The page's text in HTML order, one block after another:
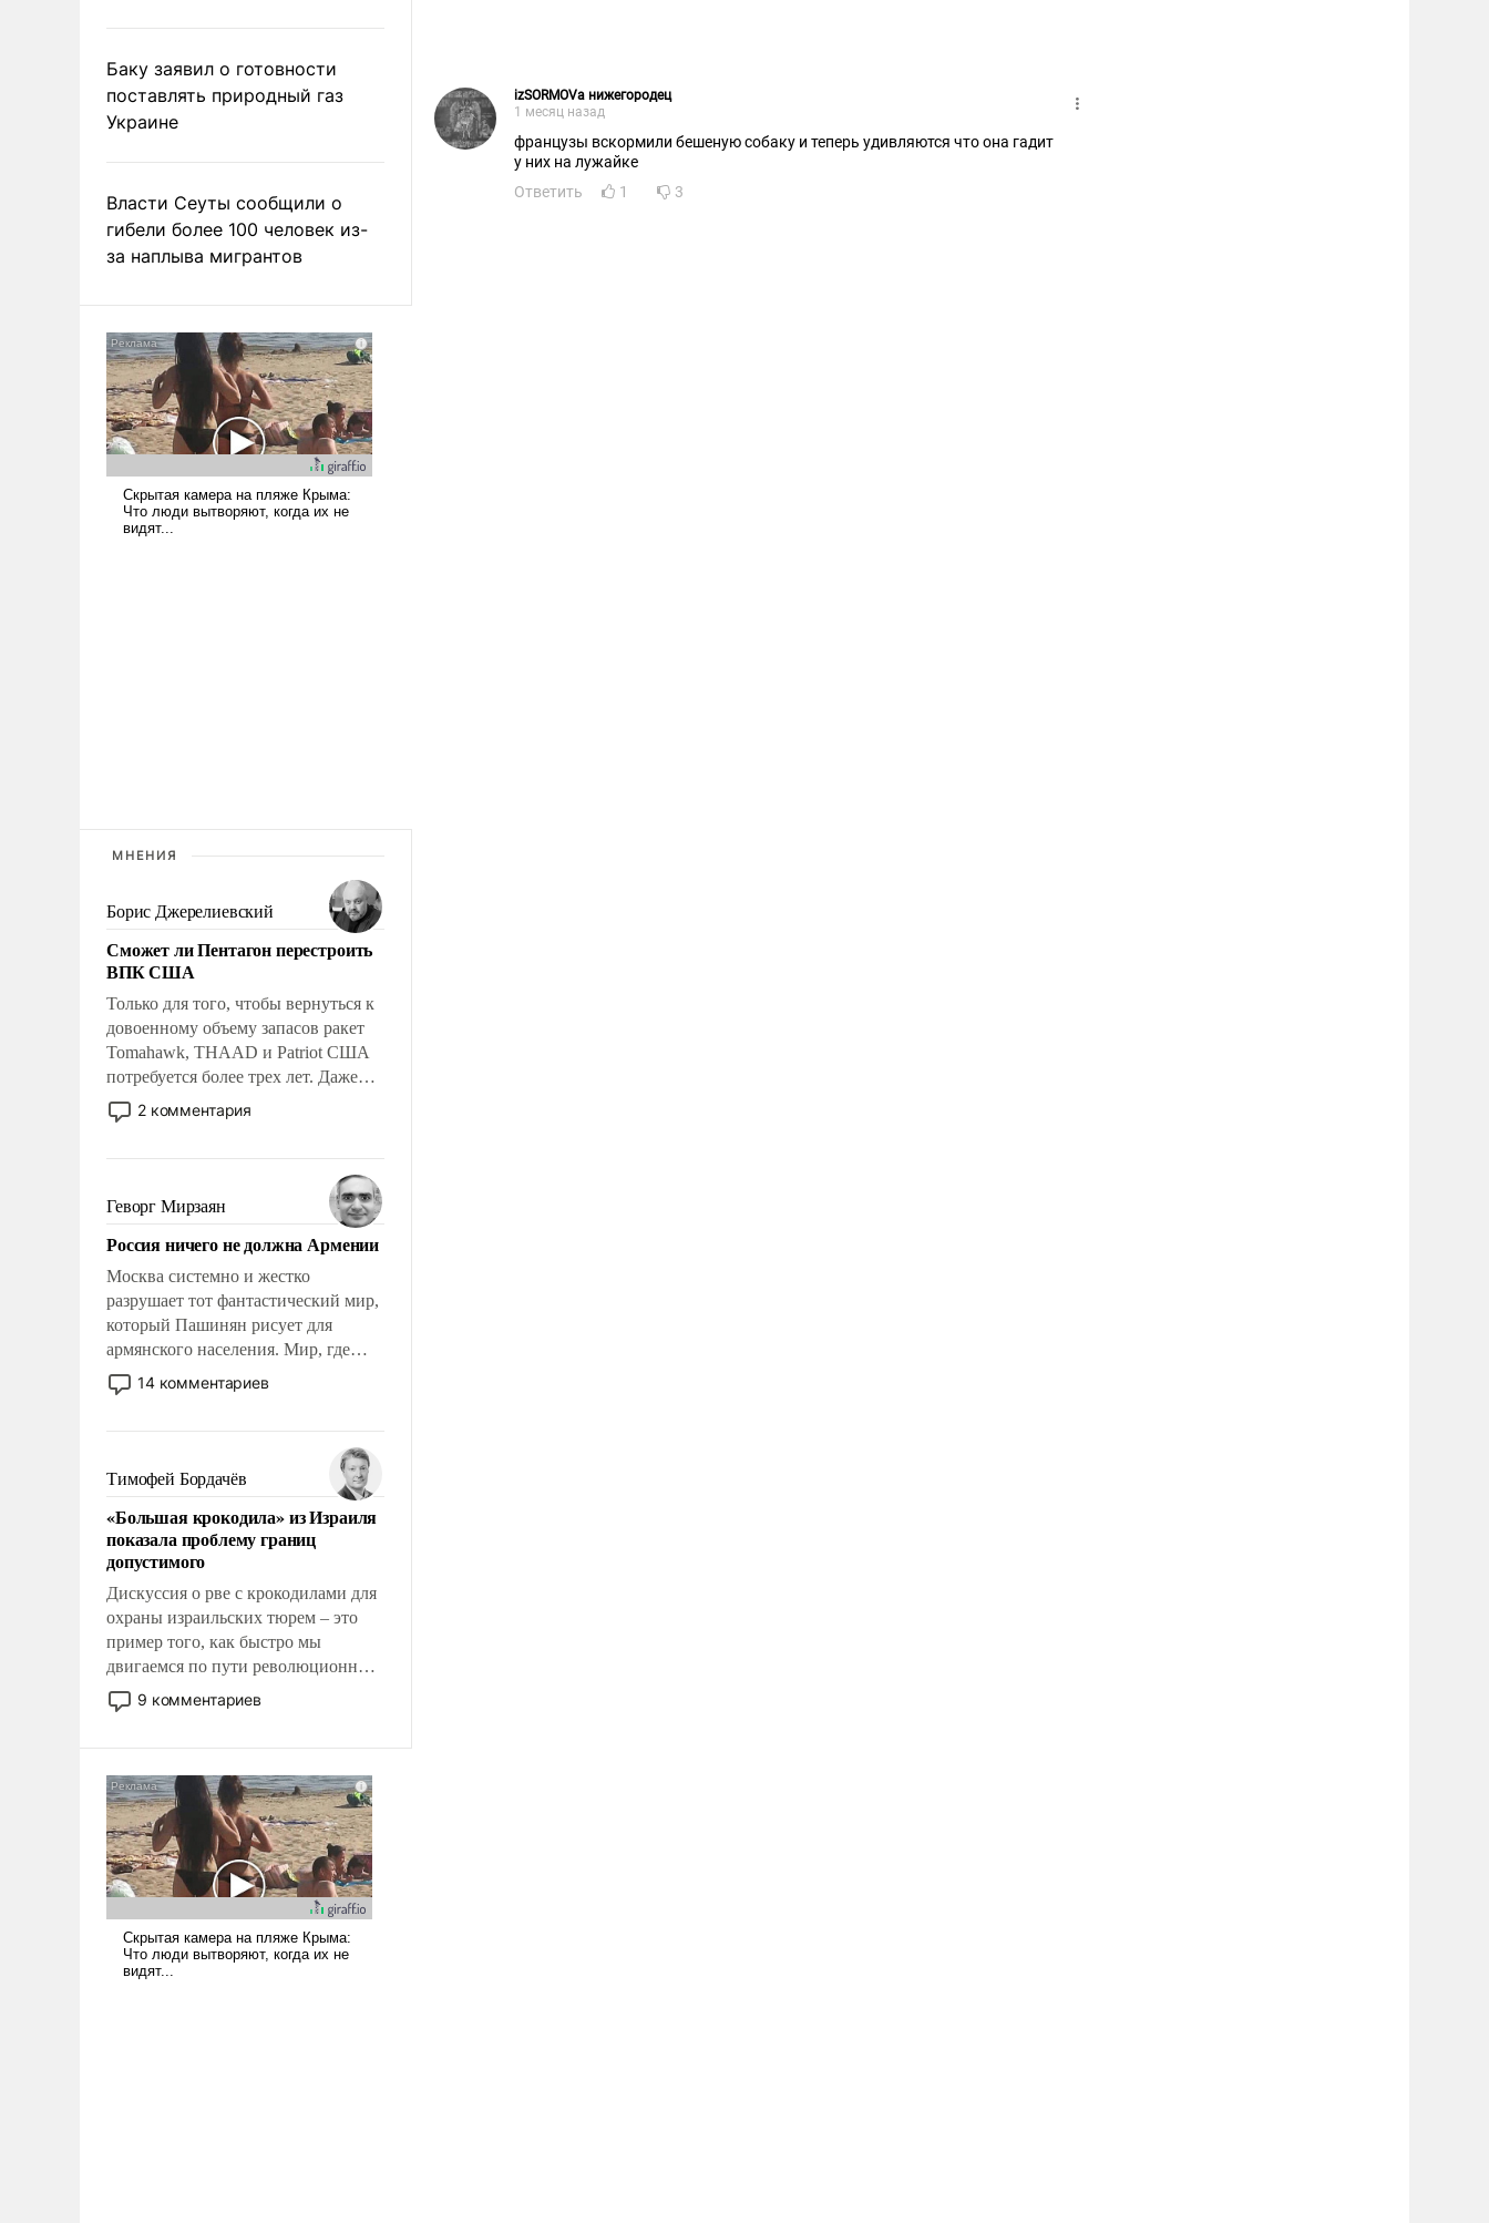
Баку заявил о готовности
поставлять природный газ
Украине
Власти Сеуты сообщили о
гибели более 100 человек из-
за наплыва мигрантов
МНЕНИЯ
Борис Джерелиевский
Сможет ли Пентагон перестроить
ВПК США
Только для того, чтобы вернуться к
довоенному объему запасов ракет
Tomahawk, THAAD и Patriot США
потребуется более трех лет. Даже
небольшая война с Ираном
опустошила американские
уязвимости США, например, перед
Китаем.
2 комментария
Геворг Мирзаян
Россия ничего не должна Армении
Москва системно и жестко
разрушает тот фантастический мир,
который Пашинян рисует для
армянского населения. Мир, где
политические прожекты будут
безусловно оплачиваться за счет
где Еревану за свои поступки не
нужно отвечать.
14 комментариев
Тимофей Бордачёв
«Большая крокодила» из Израиля
показала проблему границ
допустимого
Дискуссия о рве с крокодилами для
охраны израильских тюрем – это
пример того, как быстро мы
двигаемся по пути революционных
изменений. То, что несколько лет
назад было образом для
9 комментариев
izSORMOVa нижегородец
1 месяц назад
французы вскормили бешеную собаку и теперь удивляются что она гадит
у них на лужайке
Ответить
1 3